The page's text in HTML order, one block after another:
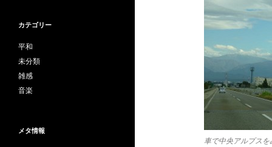
車で中央アルプスを
カテゴリー
平和
未分類
雑感
音楽
メタ情報